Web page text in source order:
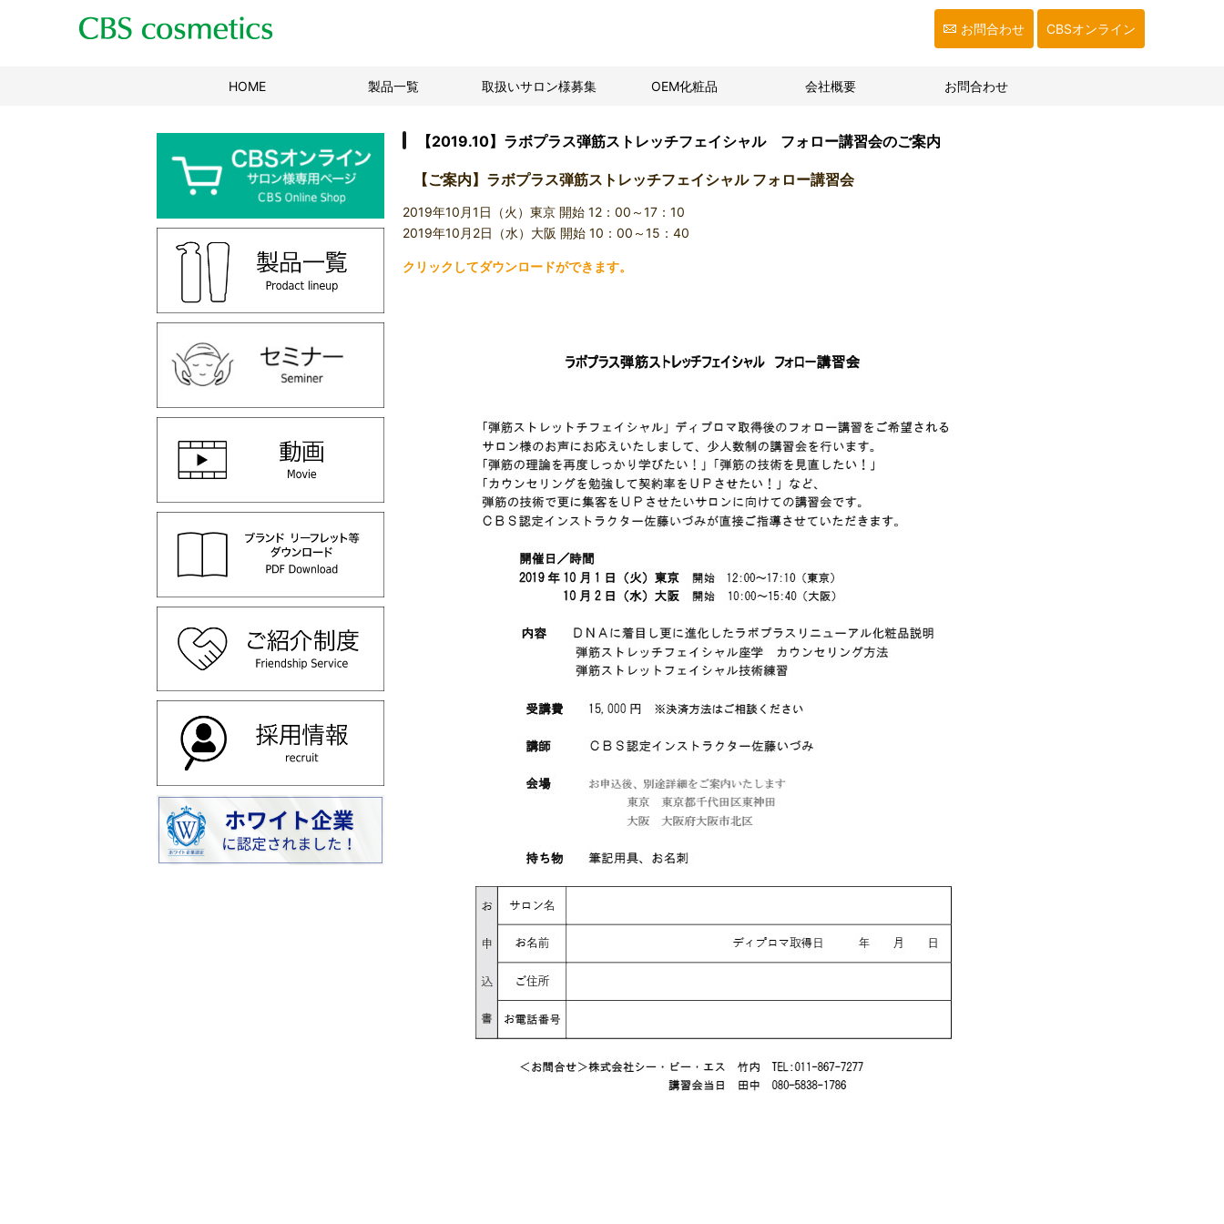
お問合わせ CBSオンライン
HOME 製品一覧 取扱いサロン様募集 OEM化粧品 会社概要 お問合わせ
【2019.10】ラボプラス弾筋ストレッチフェイシャル フォロー講習会のご案内
【ご案内】ラボプラス弾筋ストレッチフェイシャル フォロー講習会
2019年10月1日（火）東京 開始 12：00～17：10
2019年10月2日（水）大阪 開始 10：00～15：40
クリックしてダウンロードができます。